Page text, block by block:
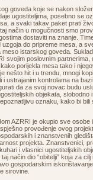
goveda koje se nakon
ugostiteljima, posebno se
a svaki takav paket prati
način u mogučnosti smo
dostaviti na znanje.
uzgoja do pripreme mesa, a
meso istarskog goveda.
svojim poslovnim partnerima,
porijekla mesa tako i
nešto hit i u trendu, mnogi
i ustrajanim kontrolama na
da za svoj novac budu
objekata, slobodno
oznaku, kako bi
AZRRI je okupio sve osobe
provođenje ovog
i znanstvenih
projekta. Znanstvenici,
i vlasnici ugostiteljskih
način dio “obitelji” koja za
gospodarskim
sirovine.